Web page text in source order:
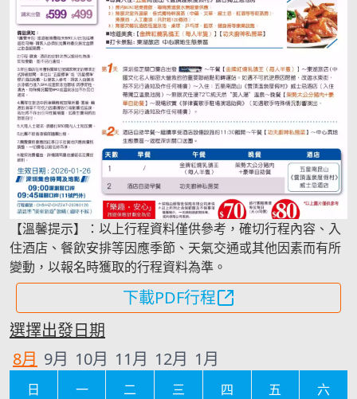
【溫馨提示】：以上行程資料僅供參考，確切行程內容、入
住酒店、餐飲安排等因應季節、天氣交通或其他因素而有所
變動，以報名時獲取的行程資料為準。
下載PDF行程
選擇出發日期
8月 9月 10月 11月 12月 1月
日 一 二 三 四 五
六